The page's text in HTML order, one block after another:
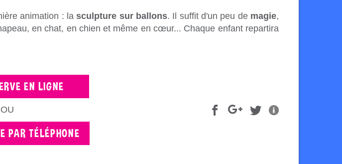
animation : lasculpture sur ballons. Il suffit d'un peu de magie,
en chat, en chien et même en cœur... Chaque enfant repartira
EN LIGNE
OU
PAR TÉLÉPHONE